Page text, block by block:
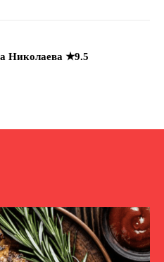
Николаева ★9.5